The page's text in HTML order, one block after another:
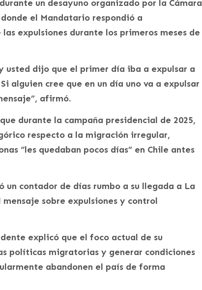
un desayuno organizado por la Cámara
el Mandatario respondió a
expulsiones durante los primeros meses de
usted dijo que el primer día iba a expulsar a
alguien cree que en un día uno va a expulsar
afirmó.
durante la campaña presidencial de 2025,
respecto a la migración irregular,
“les quedaban pocos días” en Chile antes
un contador de días rumbo a su llegada a La
sobre expulsiones y control
explicó que el foco actual de su
políticas migratorias y generar condiciones
abandonen el país de forma